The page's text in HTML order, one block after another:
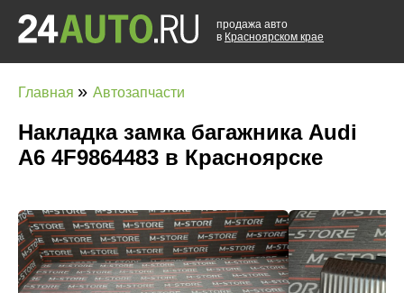
продажа авто
в Красноярском крае
Главная » Автозапчасти
Накладка замка багажника Audi
A6 4F9864483 в Красноярске